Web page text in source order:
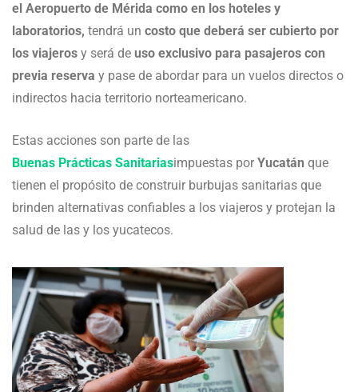
el Aeropuerto de Mérida como en los hoteles y
laboratorios, tendrá un costo que deberá ser cubierto por
los viajeros y será de uso exclusivo para pasajeros con
previa reserva y pase de abordar para un vuelos directos o
indirectos hacia territorio norteamericano.
Estas acciones son parte de las
Buenas Prácticas Sanitariasimpuestas por Yucatán que
tienen el propósito de construir burbujas sanitarias que
brinden alternativas confiables a los viajeros y protejan la
salud de las y los yucatecos.